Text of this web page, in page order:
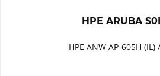
HPE ARUBA
HPE ANW AP-605H (IL)